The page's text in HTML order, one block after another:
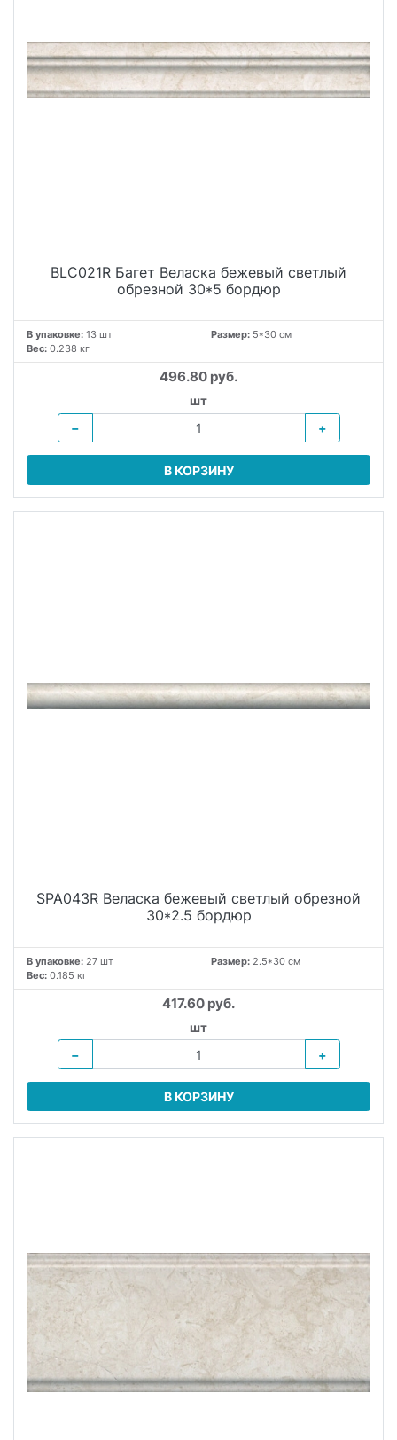
BLC021R Багет Веласка бежевый светлый
обрезной 30*5 бордюр
В упаковке: 13 шт Размер: 5*30 см
Вес: 0.238 кг
496.80 руб.
шт
−
+
В КОРЗИНУ
SPA043R Веласка бежевый светлый обрезной
30*2.5 бордюр
В упаковке: 27 шт Размер: 2.5*30 см
Вес: 0.185 кг
417.60 руб.
шт
−
+
В КОРЗИНУ